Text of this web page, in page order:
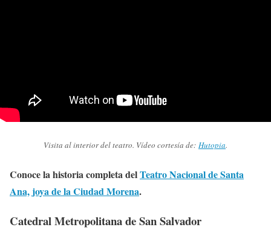
Visita al interior del teatro. Vídeo cortesía de: Hutopia.
Conoce la historia completa delTeatro Nacional de Santa
Ana, joya de la Ciudad Morena.
Catedral Metropolitana de San Salvador